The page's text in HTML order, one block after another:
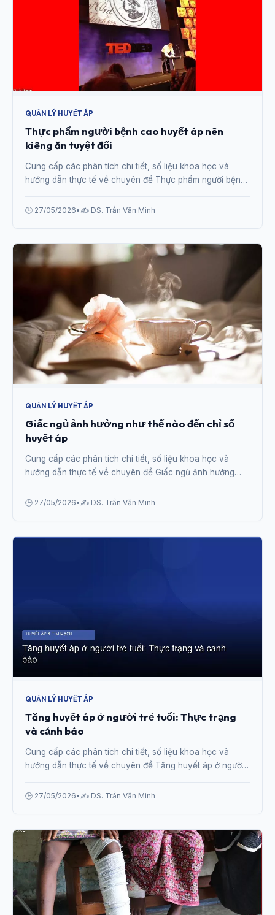
QUẢN LÝ HUYẾT ÁP
Thực phẩm người bệnh cao huyết áp nên
kiêng ăn tuyệt đối
Cung cấp các phân tích chi tiết, số liệu khoa học và
hướng dẫn thực tế về chuyên đề Thực phẩm người bệnh
🕒 27/05/2026• ✍️ DS. Trần Văn Minh
QUẢN LÝ HUYẾT ÁP
Giấc ngủ ảnh hưởng như thế nào đến chỉ số
huyết áp
Cung cấp các phân tích chi tiết, số liệu khoa học và
hướng dẫn thực tế về chuyên đề Giấc ngủ ảnh hưởng
🕒 27/05/2026• ✍️ DS. Trần Văn Minh
QUẢN LÝ HUYẾT ÁP
Tăng huyết áp ở người trẻ tuổi: Thực trạng
và cảnh báo
Cung cấp các phân tích chi tiết, số liệu khoa học và
hướng dẫn thực tế về chuyên đề Tăng huyết áp ở người
🕒 27/05/2026• ✍️ DS. Trần Văn Minh